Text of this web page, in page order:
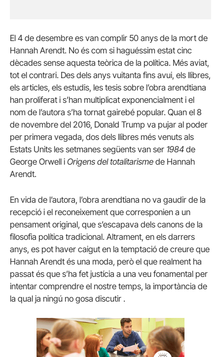
El 4 de desembre es van complir 50 anys de la mort de
Hannah Arendt. No és com si haguéssim estat cinc
dècades sense aquesta teòrica de la política. Més aviat,
tot el contrari. Des dels anys vuitanta fins avui, els llibres,
els articles, els estudis, les tesis sobre l’obra arendtiana
han proliferat i s’han multiplicat exponencialment i el
nom de l’autora s’ha tornat gairebé popular. Quan el 8
de novembre del 2016, Donald Trump va pujar al poder
per primera vegada, dos dels llibres més venuts als
Estats Units les setmanes següents van ser 1984 de
George Orwell i Origens del totalitarisme de Hannah
Arendt.
En vida de l’autora, l’obra arendtiana no va gaudir de la
recepció i el reconeixement que corresponien a un
pensament original, que s’escapava dels canons de la
filosofia política tradicional. Altrament, en els darrers
anys, es pot haver caigut en la temptació de creure que
Hannah Arendt és una moda, però el que realment ha
passat és que s’ha fet justícia a una veu fonamental per
intentar comprendre el nostre temps, la importància de
la qual ja ningú no gosa discutir .